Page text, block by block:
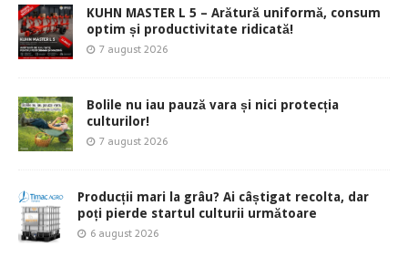
KUHN MASTER L 5 – Arătură uniformă, consum
optim și productivitate ridicată!
7 august 2026
Bolile nu iau pauză vara și nici protecția
culturilor!
7 august 2026
Producții mari la grâu? Ai câștigat recolta, dar
poți pierde startul culturii următoare
6 august 2026